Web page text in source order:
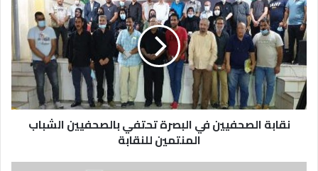
نقابة الصحفيين في البصرة تحتفي بالصحفيين الشباب
المنتمين للنقابة